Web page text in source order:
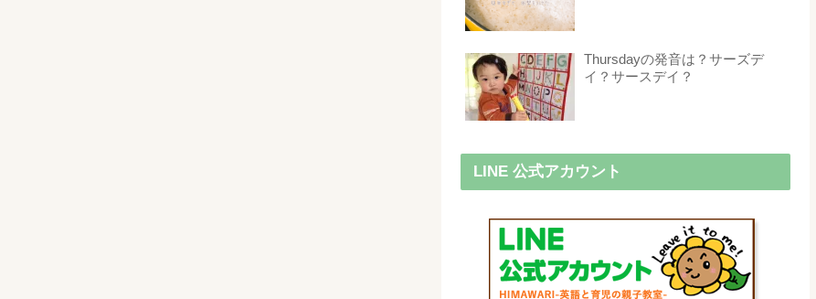
Thursdayの発音は？サーズデ
イ？サースデイ？
LINE 公式アカウント